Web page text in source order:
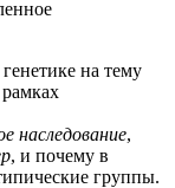
на тему
наследование,
, и почему в
группы.